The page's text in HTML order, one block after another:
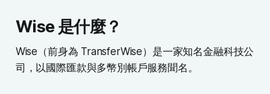
Wise 是什麼？
Wise（前身為 TransferWise）是一家知名金融科技公
司，以國際匯款與多幣別帳戶服務聞名。